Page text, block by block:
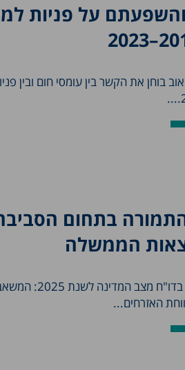
על פניות
בוחן את הקשר בין עומסי חום ובין
בתחום
הממשלה
פרק סביבה
האזרחים...